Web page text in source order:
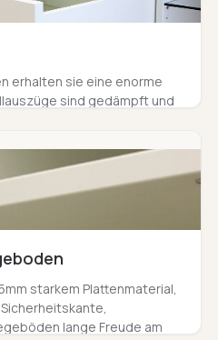
erhalten sie eine enorme
sind gedämpft und
starkem Plattenmaterial,
lange Freude am